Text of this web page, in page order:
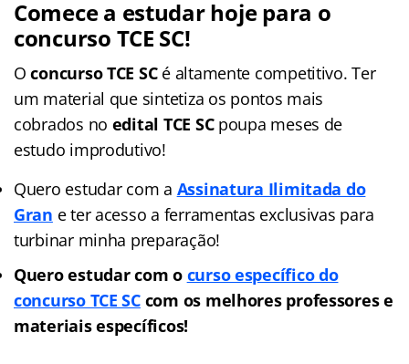
Comece a estudar hoje para o
concurso TCE SC!
Oconcurso TCE SCé altamente competitivo. Ter
um material que sintetiza os pontos mais
cobrados no edital TCE SCpoupa meses de
estudo improdutivo!
Quero estudar com a Assinatura Ilimitada do
Gran e ter acesso a ferramentas exclusivas para
turbinar minha preparação!
Quero estudar com o curso específico do
concurso TCE SCcom os melhores professores e
materiais específicos!